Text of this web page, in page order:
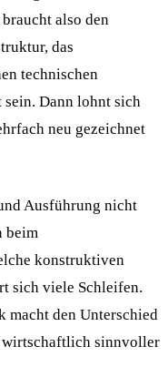
also den
das
technischen
Dann lohnt sich
neu gezeichnet
Ausführung nicht
beim
konstruktiven
sich viele Schleifen.
macht den Unterschied
wirtschaftlich sinnvoller